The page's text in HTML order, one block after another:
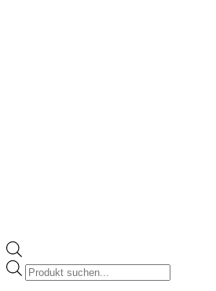
Products
search